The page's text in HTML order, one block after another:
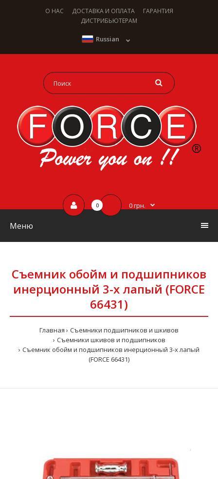
О НАС ДОСТАВКА И ОПЛАТА
ГАРАНТИЯ
ДИСТРИБЬЮТЕРАМ
Russian
0 0 грн.
Меню
Съемник обойм и подшипников
инерционный 3-х лапый (FORCE
66431)
Главная
Съемники подшипников и шкивов
Съемники шкивов и подшипников
Съемник обойм и подшипников инерционный 3-х лапый
(FORCE 66431)